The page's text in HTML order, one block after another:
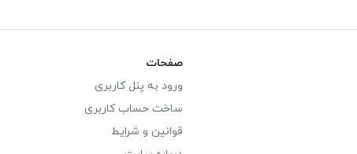
صفحات
ورود به پنل کاربری
ساخت حساب کاربری
قوانین و شرایط